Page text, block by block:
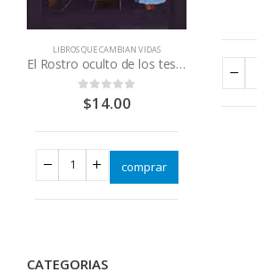
LIBROS QUE CAMBIAN VIDAS
LIBROS QUE CAMBIAN VIDAS
El Rostro oculto de los testigos de Jehova Dvd
out of 5
$14.00
comprar
CATEGORIAS